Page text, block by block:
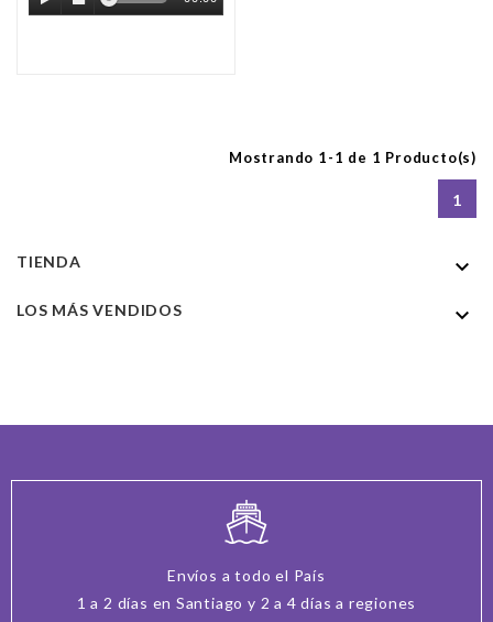
Mostrando 1-1 de 1 Producto(s)
1
TIENDA 
LOS MÁS VENDIDOS 
Envíos a todo el País
1 a 2 días en Santiago y 2 a 4 días a regiones